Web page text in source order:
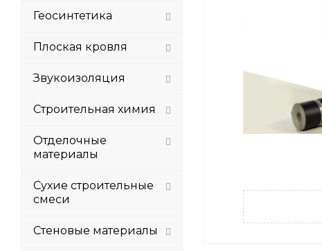
Геосинтетика
Плоская кровля
Звукоизоляция
Строительная химия
Отделочные
материалы
Сухие строительные
смеси
Стеновые материалы